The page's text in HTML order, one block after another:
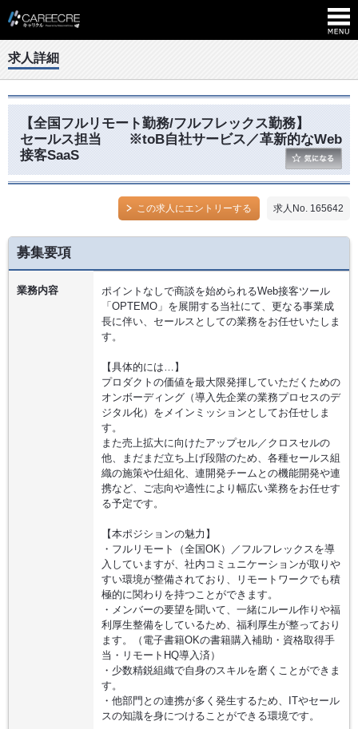
求人詳細
【全国フルリモート勤務/フルフレックス勤務】
セールス担当 ※toB自社サービス／革新的なWeb
接客SaaS
この求人にエントリーする 求人No. 165642
募集要項
業務内容
ポイントなしで商談を始められるWeb接客ツール
「OPTEMO」を展開する当社にて、更なる事業成
長に伴い、セールスとしての業務をお任せいたしま
す。
【具体的には…】
プロダクトの価値を最大限発揮していただくための
オンボーディング（導入先企業の業務プロセスのデ
ジタル化）をメインミッションとしてお任せしま
す。
また売上拡大に向けたアップセル／クロスセルの
他、まだまだ立ち上げ段階のため、各種セールス組
織の施策や仕組化、連開発チームとの機能開発や連
携など、ご志向や適性により幅広い業務をお任せす
る予定です。
【本ポジションの魅力】
・フルリモート（全国OK）／フルフレックスを導
入していますが、社内コミュニケーションが取りや
すい環境が整備されており、リモートワークでも積
極的に関わりを持つことができます。
・メンバーの要望を聞いて、一緒にルール作りや福
利厚生整備をしているため、福利厚生が整っており
ます。（電子書籍OKの書籍購入補助・資格取得手
当・リモートHQ導入済）
・少数精鋭組織で自身のスキルを磨くことができま
す。
・他部門との連携が多く発生するため、ITやセール
スの知識を身につけることができる環境です。